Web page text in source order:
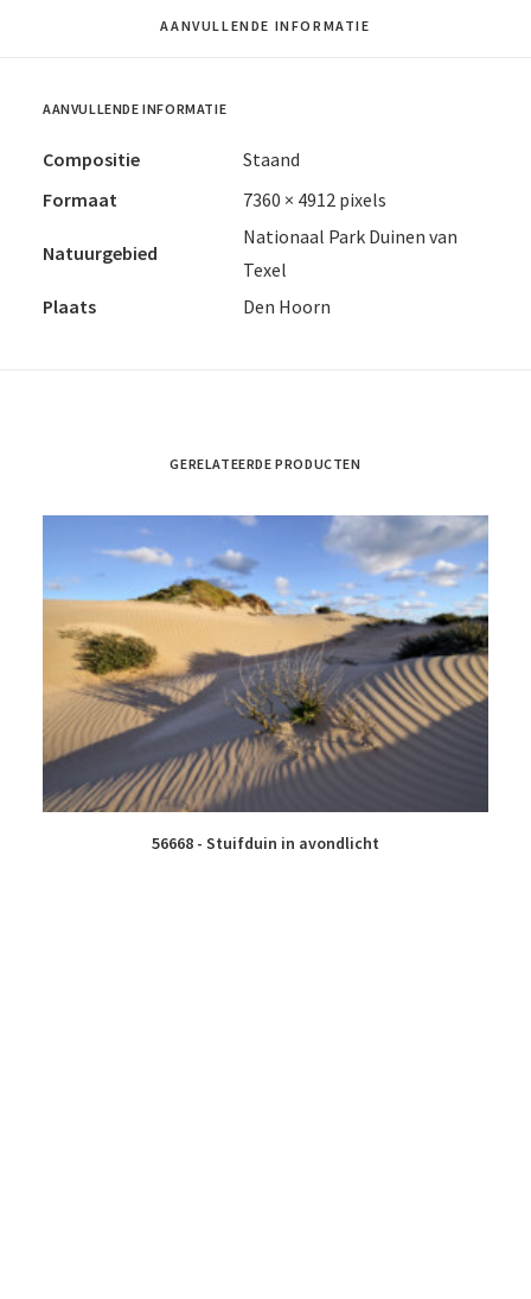
AANVULLENDE INFORMATIE
AANVULLENDE INFORMATIE
Compositie
Staand
Formaat
7360 × 4912 pixels
Natuurgebied
Nationaal Park Duinen van
Texel
Plaats
Den Hoorn
GERELATEERDE PRODUCTEN
56668 - Stuifduin in avondlicht